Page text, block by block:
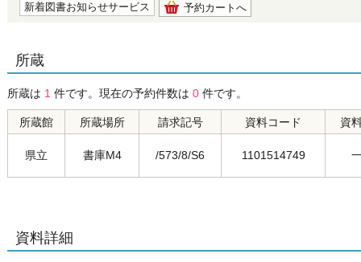
新着図書お知らせサービス 予約カートへ
所蔵
所蔵は 1 件です。現在の予約件数は 0 件です。
所蔵館 所蔵場所 請求記号 資料コード 資
県立 書庫M4 /573/8/S6 1101514749
資料詳細